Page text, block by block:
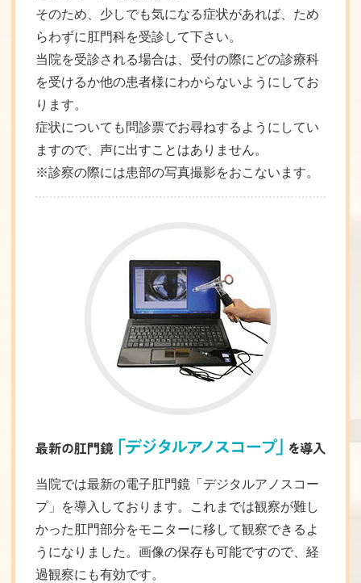
そのため、少しでも気になる症状があれば、ため
らわずに肛門科を受診して下さい。
当院を受診される場合は、受付の際にどの診療科
を受けるか他の患者様にわからないようにしてお
ります。
症状についても問診票でお尋ねするようにしてい
ますので、声に出すことはありません。
※診察の際には患部の写真撮影をおこないます。
当院では最新の電子肛門鏡「デジタルアノスコー
プ」を導入しております。これまでは観察が難し
かった肛門部分をモニターに移して観察できるよ
うになりました。画像の保存も可能ですので、経
過観察にも有効です。